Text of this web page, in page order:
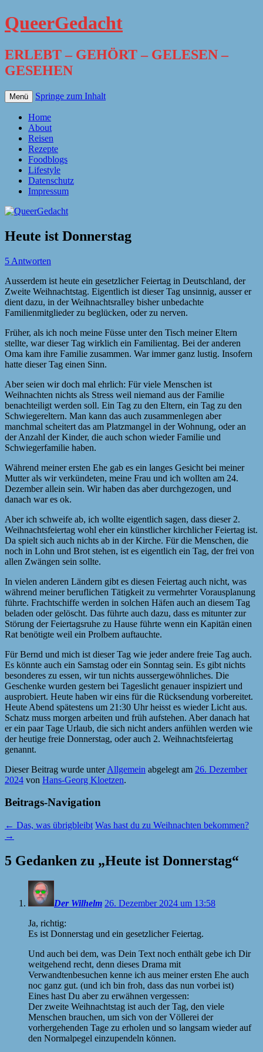
QueerGedacht
ERLEBT – GEHÖRT – GELESEN –
GESEHEN
Menü Springe zum Inhalt
Home
About
Reisen
Rezepte
Foodblogs
Lifestyle
Datenschutz
Impressum
Heute ist Donnerstag
5 Antworten
Ausserdem ist heute ein gesetzlicher Feiertag in Deutschland, der
Zweite Weihnachtstag. Eigentlich ist dieser Tag unsinnig, ausser er
dient dazu, in der Weihnachtsralley bisher unbedachte
Familienmitglieder zu beglücken, oder zu nerven.
Früher, als ich noch meine Füsse unter den Tisch meiner Eltern
stellte, war dieser Tag wirklich ein Familientag. Bei der anderen
Oma kam ihre Familie zusammen. War immer ganz lustig. Insofern
hatte dieser Tag einen Sinn.
Aber seien wir doch mal ehrlich: Für viele Menschen ist
Weihnachten nichts als Stress weil niemand aus der Familie
benachteiligt werden soll. Ein Tag zu den Eltern, ein Tag zu den
Schwiegereltern. Man kann das auch zusammenlegen aber
manchmal scheitert das am Platzmangel in der Wohnung, oder an
der Anzahl der Kinder, die auch schon wieder Familie und
Schwiegerfamilie haben.
Während meiner ersten Ehe gab es ein langes Gesicht bei meiner
Mutter als wir verkündeten, meine Frau und ich wollten am 24.
Dezember allein sein. Wir haben das aber durchgezogen, und
danach war es ok.
Aber ich schweife ab, ich wollte eigentlich sagen, dass dieser 2.
Weihnachtsfeiertag wohl eher ein künstlicher kirchlicher Feiertag ist.
Da spielt sich auch nichts ab in der Kirche. Für die Menschen, die
noch in Lohn und Brot stehen, ist es eigentlich ein Tag, der frei von
allen Zwängen sein sollte.
In vielen anderen Ländern gibt es diesen Feiertag auch nicht, was
während meiner beruflichen Tätigkeit zu vermehrter Vorausplanung
führte. Frachtschiffe werden in solchen Häfen auch an diesem Tag
beladen oder gelöscht. Das führte auch dazu, dass es mitunter zur
Störung der Feiertagsruhe zu Hause führte wenn ein Kapitän einen
Rat benötigte weil ein Prolbem auftauchte.
Für Bernd und mich ist dieser Tag wie jeder andere freie Tag auch.
Es könnte auch ein Samstag oder ein Sonntag sein. Es gibt nichts
besonderes zu essen, wir tun nichts aussergewöhnliches. Die
Geschenke wurden gestern bei Tageslicht genauer inspiziert und
ausprobiert. Heute haben wir eins für die Rücksendung vorbereitet.
Heute Abend spätestens um 21:30 Uhr heisst es wieder Licht aus.
Schatz muss morgen arbeiten und früh aufstehen. Aber danach hat
er ein paar Tage Urlaub, die sich nicht anders anfühlen werden wie
der heutige freie Donnerstag, oder auch 2. Weihnachtsfeiertag
genannt.
Dieser Beitrag wurde unterAllgemein abgelegt am 26. Dezember
2024 von Hans-Georg Kloetzen.
Beitrags-Navigation
← Das, was übrigbleibt Was hast du zu Weihnachten bekommen?
→
5 Gedanken zu „Heute ist Donnerstag“
Der Wilhelm 26. Dezember 2024 um 13:58
Ja, richtig:
Es ist Donnerstag und ein gesetzlicher Feiertag.
Und auch bei dem, was Dein Text noch enthält gebe ich Dir
weitgehend recht, denn dieses Drama mit
Verwandtenbesuchen kenne ich aus meiner ersten Ehe auch
noc ganz gut. (und ich bin froh, dass das nun vorbei ist)
Eines hast Du aber zu erwähnen vergessen:
Der zweite Weihnachtstag ist auch der Tag, den viele
Menschen brauchen, um sich von der Völlerei der
vorhergehenden Tage zu erholen und so langsam wieder auf
den Normalpegel einzupendeln können.